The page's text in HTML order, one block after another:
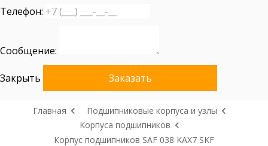
Телефон:
Сообщение:
Закрыть Заказать
Главная
Подшипниковые корпуса и узлы
Корпуса подшипников
Корпус подшипников SAF 038 KAX7 SKF